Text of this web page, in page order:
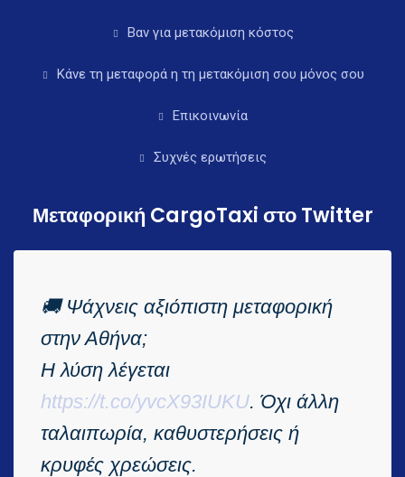
Βαν για μετακόμιση κόστος
Κάνε τη μεταφορά η τη μετακόμιση σου μόνος σου
Επικοινωνία
Συχνές ερωτήσεις
Μεταφορική CargoTaxi στο Twitter
🚚 Ψάχνεις αξιόπιστη μεταφορική
στην Αθήνα;
Η λύση λέγεται
https://t.co/yvcX93IUKU. Όχι άλλη
ταλαιπωρία, καθυστερήσεις ή
κρυφές χρεώσεις.